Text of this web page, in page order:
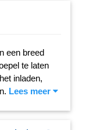
een breed
te laten
inladen,
Lees meer